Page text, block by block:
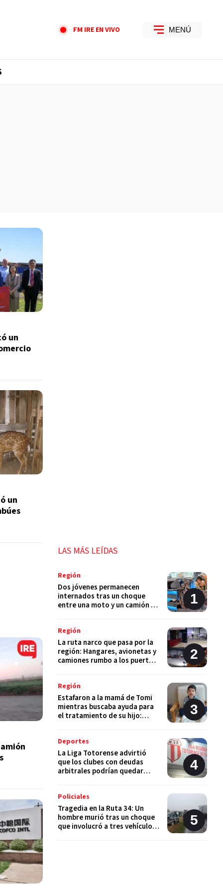
FM IRE EN VIVO MENÚ
un
un
LAS MÁS LEÍDAS
Región
Dos jóvenes permanecen
internados tras un choque
entre una moto y un camión en
Región
La ruta narco que pasa por la
región: Hangares, avionetas y
camiones rumbo a los puertos
Región
Estafaron a la mamá de Tomi
mientras buscaba ayuda para
el tratamiento de su hijo:
Deportes
La Liga Totorense advirtió
que los clubes con deudas
arbitrales podrían quedar
Policiales
Tragedia en la Ruta 34: Un
hombre murió tras un choque
que involucró a tres vehículos